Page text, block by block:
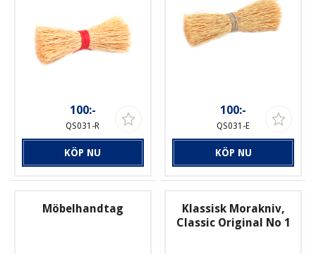
100:-
QS031-R
KÖP NU
100:-
QS031-E
KÖP NU
Möbelhandtag
Klassisk Morakniv,
Classic Original No 1